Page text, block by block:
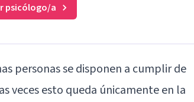
psicólogo/a
personas se disponen a cumplir de
veces esto queda únicamente en la